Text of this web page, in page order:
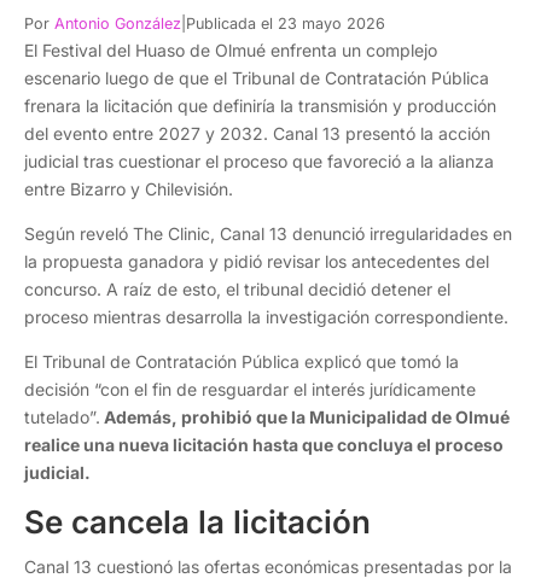
Por Antonio González Publicada el 23 mayo 2026
El Festival del Huaso de Olmué enfrenta un complejo
escenario luego de que el Tribunal de Contratación Pública
frenara la licitación que definiría la transmisión y producción
del evento entre 2027 y 2032. Canal 13 presentó la acción
judicial tras cuestionar el proceso que favoreció a la alianza
entre Bizarro y Chilevisión.
Según reveló The Clinic, Canal 13 denunció irregularidades en
la propuesta ganadora y pidió revisar los antecedentes del
concurso. A raíz de esto, el tribunal decidió detener el
proceso mientras desarrolla la investigación correspondiente.
El Tribunal de Contratación Pública explicó que tomó la
decisión “con el fin de resguardar el interés jurídicamente
tutelado”. Además, prohibió que la Municipalidad de Olmué
realice una nueva licitación hasta que concluya el proceso
judicial.
Se cancela la licitación
Canal 13 cuestionó las ofertas económicas presentadas por la